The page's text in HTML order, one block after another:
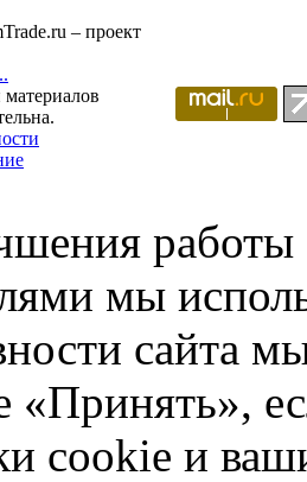
– проект
работы
мы
сайта
cookie и